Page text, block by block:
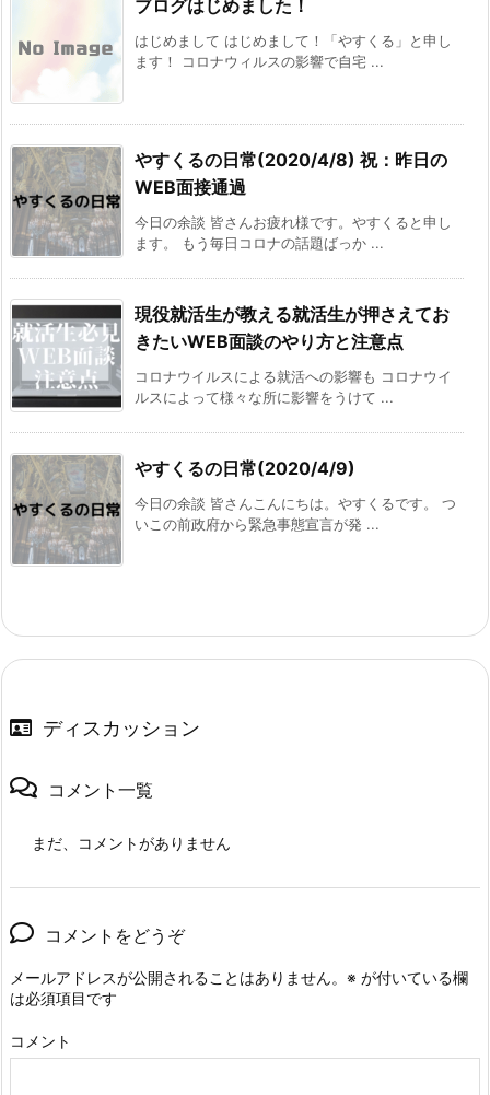
ブログはじめました！
はじめまして はじめまして！「やすくる」と申し
ます！ コロナウィルスの影響で自宅 ...
やすくるの日常(2020/4/8) 祝：昨日の
WEB面接通過
今日の余談 皆さんお疲れ様です。やすくると申し
ます。 もう毎日コロナの話題ばっか ...
現役就活生が教える就活生が押さえてお
きたいWEB面談のやり方と注意点
コロナウイルスによる就活への影響も コロナウイ
ルスによって様々な所に影響をうけて ...
やすくるの日常(2020/4/9)
今日の余談 皆さんこんにちは。やすくるです。 つ
いこの前政府から緊急事態宣言が発 ...
ディスカッション
コメント一覧
まだ、コメントがありません
コメントをどうぞ
メールアドレスが公開されることはありません。 ※ が付いている欄
は必須項目です
コメント